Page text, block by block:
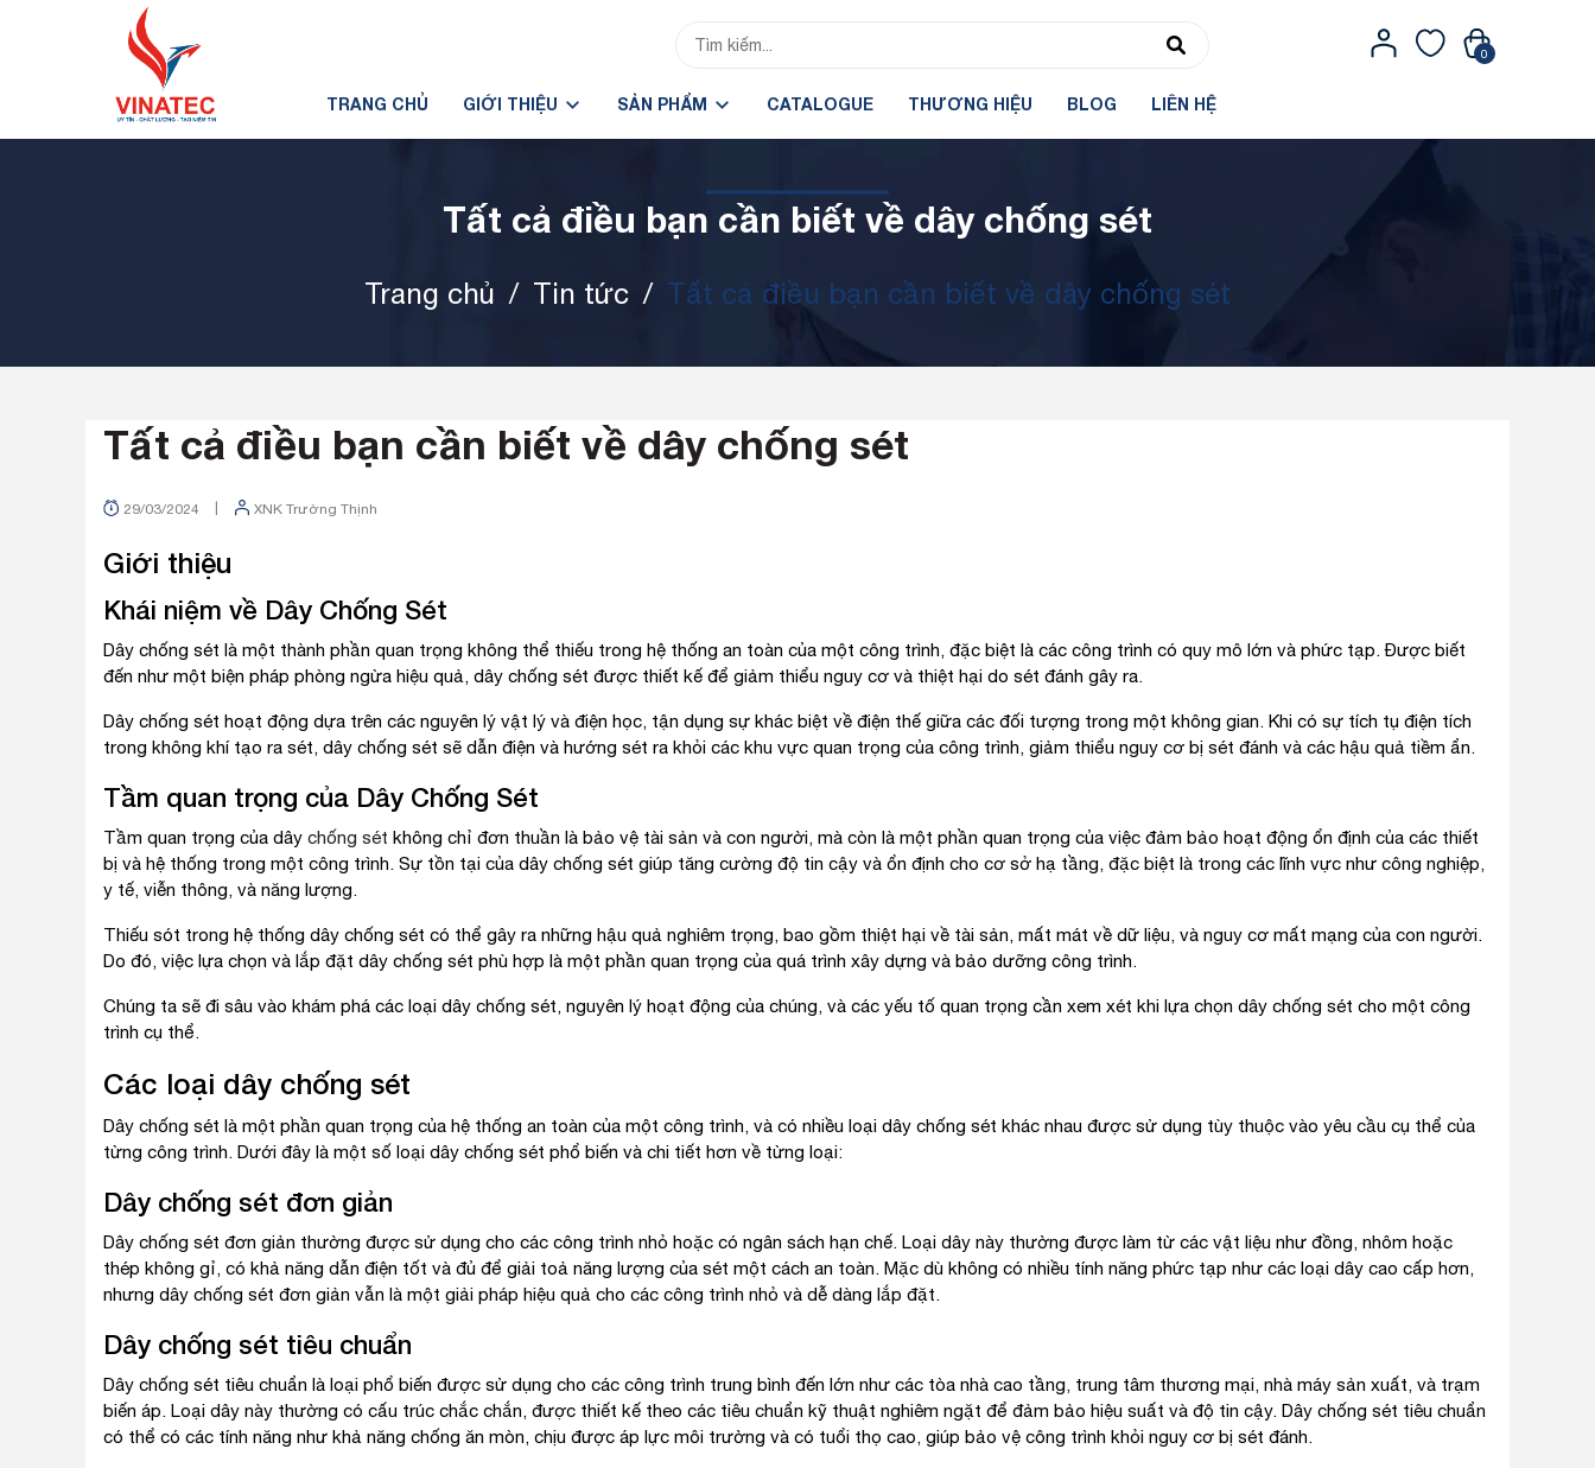
0
TRANG CHỦ GIỚI THIỆU SẢN PHẨM CATALOGUE THƯƠNG HIỆU BLOG LIÊN HỆ
Tất cả điều bạn cần biết về dây chống sét
Trang chủ / Tin tức / Tất cả điều bạn cần biết về dây chống sét
Tất cả điều bạn cần biết về dây chống sét
29/03/2024 XNK Trường Thịnh
Giới thiệu
Khái niệm về Dây Chống Sét
Dây chống sét là một thành phần quan trọng không thể thiếu trong hệ thống an toàn của một công trình, đặc biệt là các công trình có quy mô lớn và phức tạp. Được biết
đến như một biện pháp phòng ngừa hiệu quả, dây chống sét được thiết kế để giảm thiểu nguy cơ và thiệt hại do sét đánh gây ra.
Dây chống sét hoạt động dựa trên các nguyên lý vật lý và điện học, tận dụng sự khác biệt về điện thế giữa các đối tượng trong một không gian. Khi có sự tích tụ điện tích
trong không khí tạo ra sét, dây chống sét sẽ dẫn điện và hướng sét ra khỏi các khu vực quan trọng của công trình, giảm thiểu nguy cơ bị sét đánh và các hậu quả tiềm ẩn.
Tầm quan trọng của Dây Chống Sét
Tầm quan trọng của dây chống sét không chỉ đơn thuần là bảo vệ tài sản và con người, mà còn là một phần quan trọng của việc đảm bảo hoạt động ổn định của các thiết
bị và hệ thống trong một công trình. Sự tồn tại của dây chống sét giúp tăng cường độ tin cậy và ổn định cho cơ sở hạ tầng, đặc biệt là trong các lĩnh vực như công nghiệp,
y tế, viễn thông, và năng lượng.
Thiếu sót trong hệ thống dây chống sét có thể gây ra những hậu quả nghiêm trọng, bao gồm thiệt hại về tài sản, mất mát về dữ liệu, và nguy cơ mất mạng của con người.
Do đó, việc lựa chọn và lắp đặt dây chống sét phù hợp là một phần quan trọng của quá trình xây dựng và bảo dưỡng công trình.
Chúng ta sẽ đi sâu vào khám phá các loại dây chống sét, nguyên lý hoạt động của chúng, và các yếu tố quan trọng cần xem xét khi lựa chọn dây chống sét cho một công
trình cụ thể.
Các loại dây chống sét
Dây chống sét là một phần quan trọng của hệ thống an toàn của một công trình, và có nhiều loại dây chống sét khác nhau được sử dụng tùy thuộc vào yêu cầu cụ thể của
từng công trình. Dưới đây là một số loại dây chống sét phổ biến và chi tiết hơn về từng loại:
Dây chống sét đơn giản
Dây chống sét đơn giản thường được sử dụng cho các công trình nhỏ hoặc có ngân sách hạn chế. Loại dây này thường được làm từ các vật liệu như đồng, nhôm hoặc
thép không gỉ, có khả năng dẫn điện tốt và đủ để giải toả năng lượng của sét một cách an toàn. Mặc dù không có nhiều tính năng phức tạp như các loại dây cao cấp hơn,
nhưng dây chống sét đơn giản vẫn là một giải pháp hiệu quả cho các công trình nhỏ và dễ dàng lắp đặt.
Dây chống sét tiêu chuẩn
Dây chống sét tiêu chuẩn là loại phổ biến được sử dụng cho các công trình trung bình đến lớn như các tòa nhà cao tầng, trung tâm thương mại, nhà máy sản xuất, và trạm
biến áp. Loại dây này thường có cấu trúc chắc chắn, được thiết kế theo các tiêu chuẩn kỹ thuật nghiêm ngặt để đảm bảo hiệu suất và độ tin cậy. Dây chống sét tiêu chuẩn
có thể có các tính năng như khả năng chống ăn mòn, chịu được áp lực môi trường và có tuổi thọ cao, giúp bảo vệ công trình khỏi nguy cơ bị sét đánh.